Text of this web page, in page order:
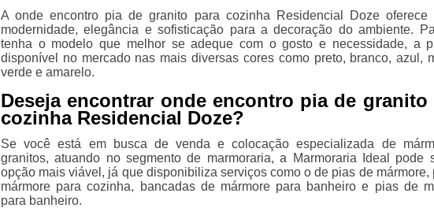
A onde encontro pia de granito para cozinha Residencial Doze oferece
modernidade, elegância e sofisticação para a decoração do ambiente.
tenha o modelo que melhor se adeque com o gosto e necessidade, a
disponível no mercado nas mais diversas cores como preto, branco, azul,
verde e amarelo.
Deseja encontrar onde encontro pia de granito
cozinha Residencial Doze?
Se você está em busca de venda e colocação especializada de
granitos, atuando no segmento de marmoraria, a Marmoraria Ideal pode
opção mais viável, já que disponibiliza serviços como o de pias de mármore,
mármore para cozinha, bancadas de mármore para banheiro e pias de
para banheiro.